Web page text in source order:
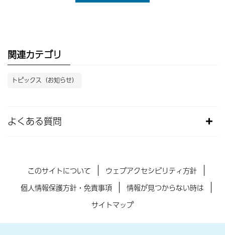
関連カテゴリ
トピックス（お知らせ）
よくある質問
このサイトについて
ウェブアクセシビリティ方針
個人情報保護方針・免責事項
情報が見つからない時は
サイトマップ